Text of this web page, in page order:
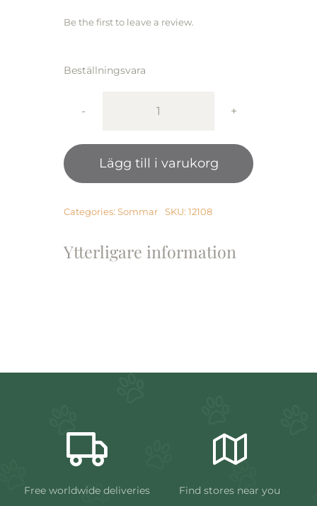
Be the first to leave a review.
Beställningsvara
Active
Floating
Hydro
Bone
Lägg till i varukorg
Categories: Sommar SKU: 12108
Ytterligare information
Free worldwide deliveries Find stores near you